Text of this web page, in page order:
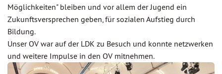
Möglichkeiten" bleiben und vor allem der Jugend ein
Zukunftsversprechen geben, für sozialen Aufstieg durch
Bildung.
Unser OV war auf der LDK zu Besuch und konnte netzwerken
und weitere Impulse in den OV mitnehmen.